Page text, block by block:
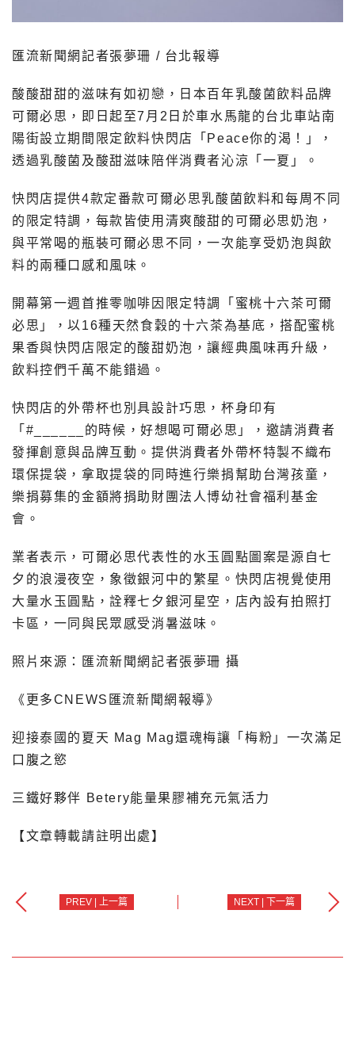
匯流新聞網記者張夢珊 / 台北報導
酸酸甜甜的滋味有如初戀，日本百年乳酸菌飲料品牌
可爾必思，即日起至7月2日於車水馬龍的台北車站南
陽街設立期間限定飲料快閃店「Peace你的渴！」，
透過乳酸菌及酸甜滋味陪伴消費者沁涼「一夏」。
快閃店提供4款定番款可爾必思乳酸菌飲料和每周不同
的限定特調，每款皆使用清爽酸甜的可爾必思奶泡，
與平常喝的瓶裝可爾必思不同，一次能享受奶泡與飲
料的兩種口感和風味。
開幕第一週首推零咖啡因限定特調「蜜桃十六茶可爾
必思」，以16種天然食穀的十六茶為基底，搭配蜜桃
果香與快閃店限定的酸甜奶泡，讓經典風味再升級，
飲料控們千萬不能錯過。
快閃店的外帶杯也別具設計巧思，杯身印有
「#______的時候，好想喝可爾必思」，邀請消費者
發揮創意與品牌互動。提供消費者外帶杯特製不織布
環保提袋，拿取提袋的同時進行樂捐幫助台灣孩童，
樂捐募集的金額將捐助財團法人博幼社會福利基金
會。
業者表示，可爾必思代表性的水玉圓點圖案是源自七
夕的浪漫夜空，象徵銀河中的繁星。快閃店視覺使用
大量水玉圓點，詮釋七夕銀河星空，店內設有拍照打
卡區，一同與民眾感受消暑滋味。
照片來源：匯流新聞網記者張夢珊 攝
《更多CNEWS匯流新聞網報導》
迎接泰國的夏天 Mag Mag還魂梅讓「梅粉」一次滿足
口腹之慾
三鐵好夥伴 Betery能量果膠補充元氣活力
【文章轉載請註明出處】
PREV | 上一篇 NEXT | 下一篇